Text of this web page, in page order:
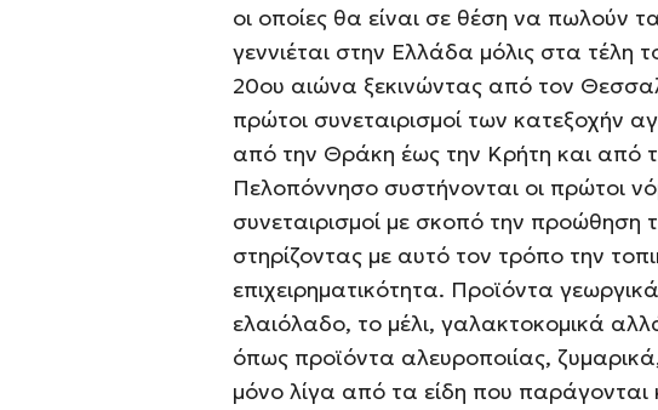
οι οποίες θα είναι σε θέση να πωλούν
γεννιέται στην Ελλάδα μόλις στα τέλη
20ου αιώνα ξεκινώντας από τον
πρώτοι συνεταιρισμοί των κατεξοχήν
από την Θράκη έως την Κρήτη και από
Πελοπόννησο συστήνονται οι πρώτοι
συνεταιρισμοί με σκοπό την
στηρίζοντας με αυτό τον τρόπο την
επιχειρηματικότητα. Προϊόντα
ελαιόλαδο, το μέλι, γαλακτοκομικά
όπως προϊόντα αλευροποιίας,
μόνο λίγα από τα είδη που